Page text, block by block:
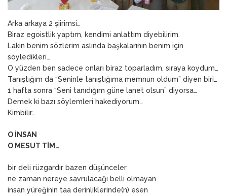
Arka arkaya 2 şiirimsi…
Biraz egoistlik yaptım, kendimi anlattım diyebilirim.
Lakin benim sözlerim aslında başkalarının benim için
söyledikleri…
O yüzden ben sadece onları biraz toparladım, sıraya koydum…
Tanıştığım da “Seninle tanıştığıma memnun oldum” diyen biri…
1 hafta sonra “Seni tanıdığım güne lanet olsun” diyorsa…
Demek ki bazı söylemleri hakediyorum…
Kimbilir…
O İNSAN
O MESUT TİM…
bir deli rüzgardır bazen düşünceler
ne zaman nereye savrulacağı belli olmayan
insan yüreğinin taa derinliklerinde(n) esen